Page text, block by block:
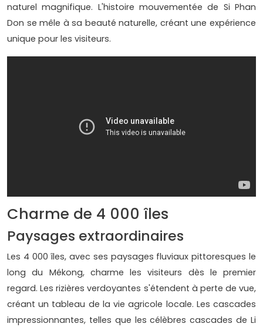
naturel magnifique. L'histoire mouvementée de Si Phan
Don se mêle à sa beauté naturelle, créant une expérience
unique pour les visiteurs.
Charme de 4 000 îles
Paysages extraordinaires
Les 4 000 îles, avec ses paysages fluviaux pittoresques le
long du Mékong, charme les visiteurs dès le premier
regard. Les rizières verdoyantes s'étendent à perte de vue,
créant un tableau de la vie agricole locale. Les cascades
impressionnantes, telles que les célèbres cascades de Li